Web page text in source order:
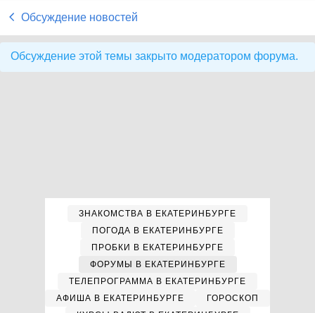
Обсуждение новостей
Обсуждение этой темы закрыто модератором форума.
ЗНАКОМСТВА В ЕКАТЕРИНБУРГЕ
ПОГОДА В ЕКАТЕРИНБУРГЕ
ПРОБКИ В ЕКАТЕРИНБУРГЕ
ФОРУМЫ В ЕКАТЕРИНБУРГЕ
ТЕЛЕПРОГРАММА В ЕКАТЕРИНБУРГЕ
АФИША В ЕКАТЕРИНБУРГЕ
ГОРОСКОП